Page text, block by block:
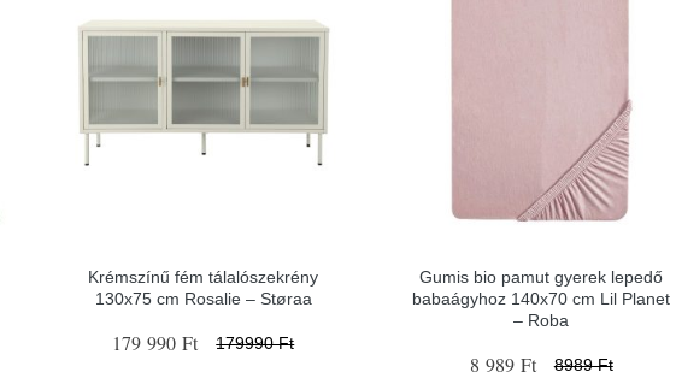
Krémszínű fém tálalószekrény
130x75 cm Rosalie – Støraa
179 990 Ft 179990 Ft
Gumis bio pamut gyerek lepedő
babaágyhoz 140x70 cm Lil Planet
– Roba
8 989 Ft 8989 Ft